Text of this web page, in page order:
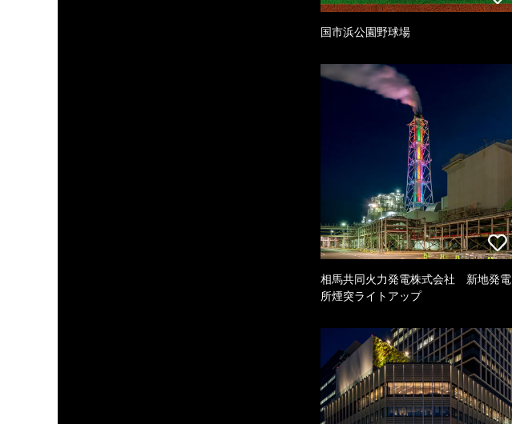
国市浜公園野球場
相馬共同火力発電株式会社 新地発電
所煙突ライトアップ